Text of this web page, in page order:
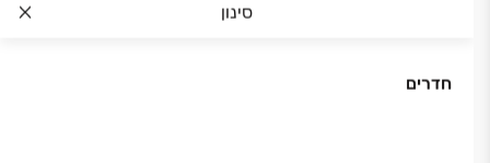
סינון
חדרים